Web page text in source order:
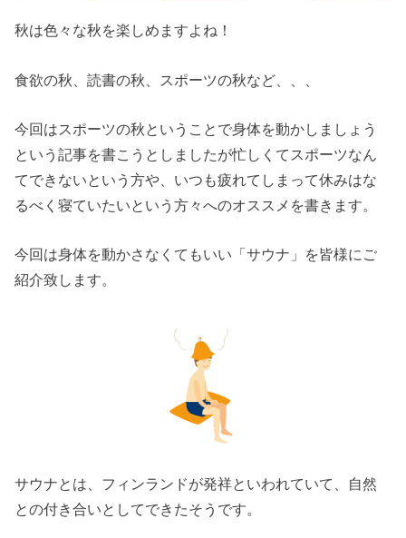
秋は色々な秋を楽しめますよね！
食欲の秋、読書の秋、スポーツの秋など、、、
今回はスポーツの秋ということで身体を動かしましょう
という記事を書こうとしましたが忙しくてスポーツなん
てできないという方や、いつも疲れてしまって休みはな
るべく寝ていたいという方々へのオススメを書きます。
今回は身体を動かさなくてもいい「サウナ」を皆様にご
紹介致します。
サウナとは、フィンランドが発祥といわれていて、自然
との付き合いとしてできたそうです。